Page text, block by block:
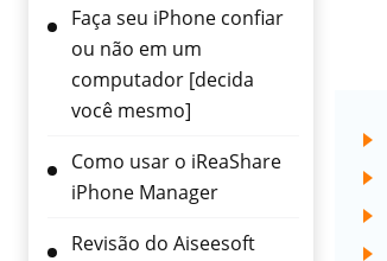
Faça seu iPhone confiar
ou não em um
computador [decida
você mesmo]
Como usar o iReaShare
iPhone Manager
Revisão do Aiseesoft